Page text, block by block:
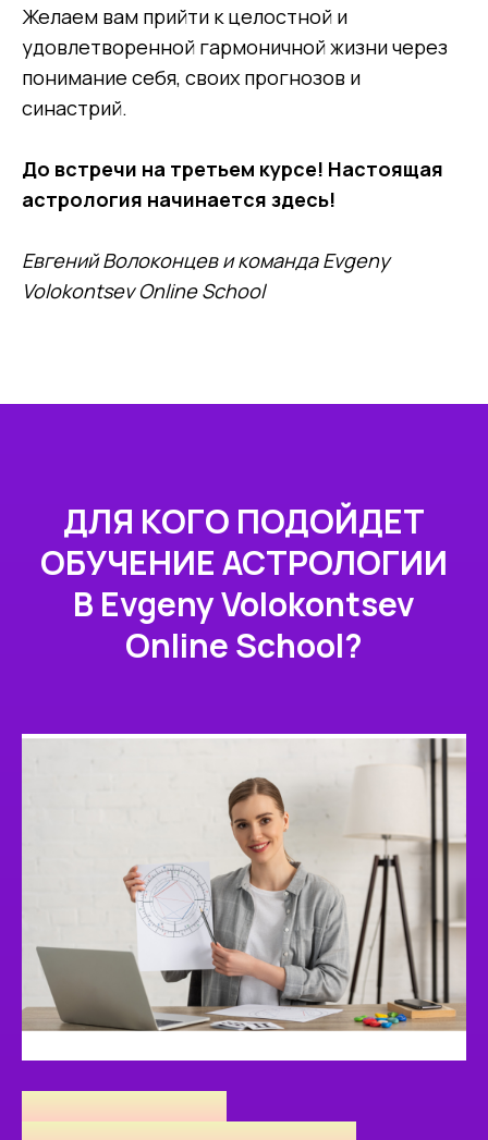
Желаем вам прийти к целостной и
удовлетворенной гармоничной жизни через
понимание себя, своих прогнозов и
синастрий.
До встречи на третьем курсе! Настоящая
астрология начинается здесь!
Евгений Волоконцев и команда Evgeny
Volokontsev Online School
ДЛЯ КОГО ПОДОЙДЕТ
ОБУЧЕНИЕ АСТРОЛОГИИ
В Evgeny Volokontsev
Online School?